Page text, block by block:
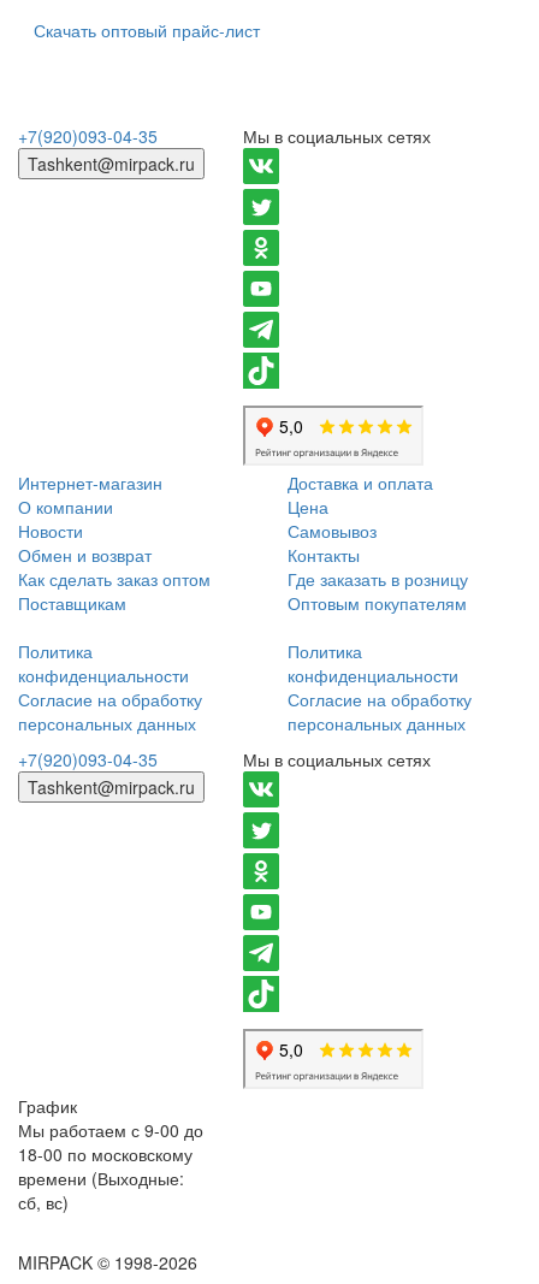
Скачать оптовый прайс-лист
+7(920)093-04-35
Tashkent@mirpack.ru
Мы в социальных сетях
Интернет-магазин
О компании
Новости
Обмен и возврат
Как сделать заказ оптом
Поставщикам
Политика
конфиденциальности
Согласие на обработку
персональных данных
Доставка и оплата
Цена
Самовывоз
Контакты
Где заказать в розницу
Оптовым покупателям
Политика
конфиденциальности
Согласие на обработку
персональных данных
+7(920)093-04-35
Tashkent@mirpack.ru
Мы в социальных сетях
График
Мы работаем с 9-00 до
18-00 по московскому
времени (Выходные:
сб, вс)
MIRPACK © 1998-2026